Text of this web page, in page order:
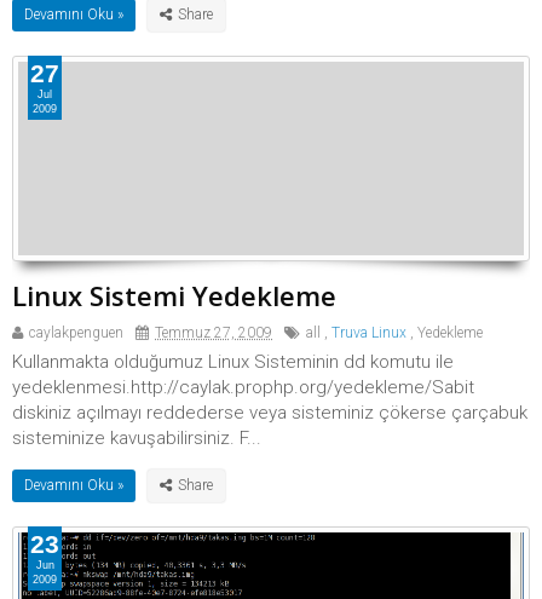
Devamını Oku »
Linux Sistemi Yedekleme
caylakpenguen Temmuz 27, 2009 all , Truva Linux , Yedekleme
Kullanmakta olduğumuz Linux Sisteminin dd komutu ile
yedeklenmesi.http://caylak.prophp.org/yedekleme/Sabit
diskiniz açılmayı reddederse veya sisteminiz çökerse çarçabuk
sisteminize kavuşabilirsiniz. F...
Devamını Oku »
27
Jul
2009
23
Jun
2009